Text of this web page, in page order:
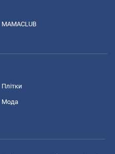
MAMACLUB
Плітки
Мода